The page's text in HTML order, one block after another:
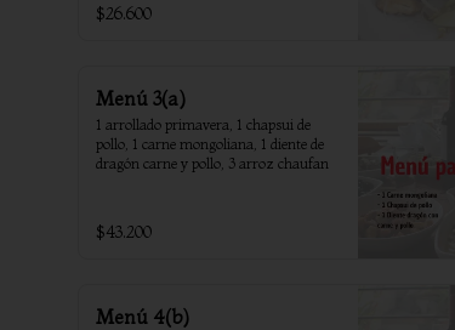
$26.600
Menú 3(a)
1 arrollado primavera, 1 chapsui de
pollo, 1 carne mongoliana, 1 diente de
dragón carne y pollo, 3 arroz chaufan
$43.200
Menú 4(b)